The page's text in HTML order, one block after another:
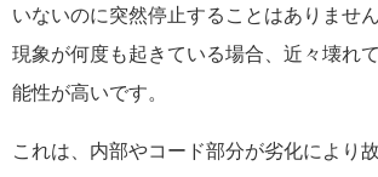
いないのに突然停止することはありませ
現象が何度も起きている場合、近々壊れ
能性が高いです。
これは、内部やコード部分が劣化により